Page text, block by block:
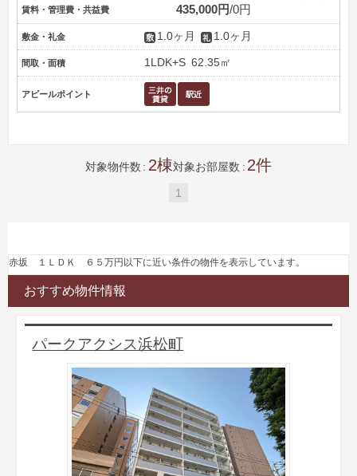
賃料・管理費・共益費 435,000円 0円
敷金・礼金 1.0ヶ月 1.0ヶ月
間取・面積 1LDK+S 62.35㎡
アピールポイント
対象物件数 2 対象お部屋数 2
1
赤坂 １ＬＤＫ ６５万円以下に近い条件の物件を表示しています。
おすすめ物件情報
パークアクシス浜松町